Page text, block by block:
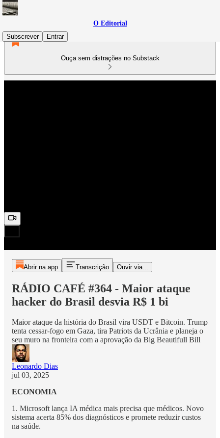
O Editorial
Subscrever
Entrar
Ouça sem distrações no Substack
Abrir na app Transcrição Ouvir via...
RÁDIO CAFÉ #364 - Maior ataque
hacker do Brasil desvia R$ 1 bi
Maior ataque da história do Brasil vira USDT e Bitcoin. Trump
tenta cessar-fogo em Gaza, tira Patriots da Ucrânia e planeja o
seu muro na fronteira com a aprovação da Big Beautifull Bill
Leonardo Dias
jul 03, 2025
ECONOMIA
1. Microsoft lança IA médica mais precisa que médicos. Novo
sistema acerta 85% dos diagnósticos e promete reduzir custos
na saúde.